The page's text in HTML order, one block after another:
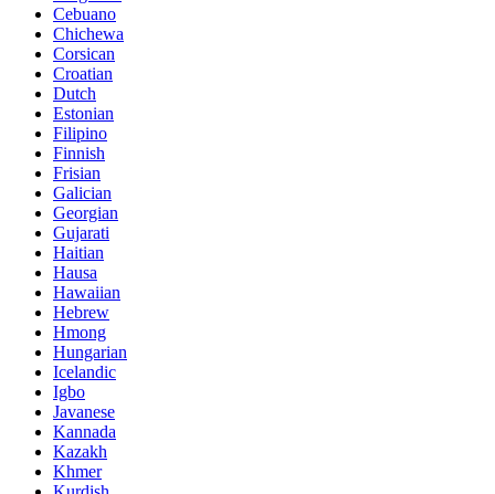
Cebuano
Chichewa
Corsican
Croatian
Dutch
Estonian
Filipino
Finnish
Frisian
Galician
Georgian
Gujarati
Haitian
Hausa
Hawaiian
Hebrew
Hmong
Hungarian
Icelandic
Igbo
Javanese
Kannada
Kazakh
Khmer